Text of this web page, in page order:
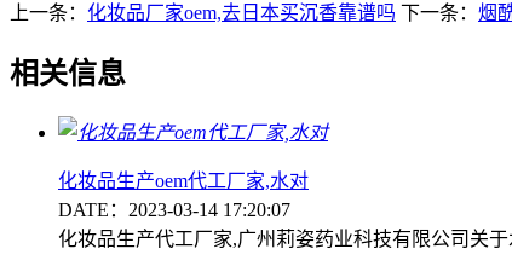
上一条： 化妆品厂家oem,去日本买沉香靠谱吗 下一条： 烟
相关信息
化妆品生产oem代工厂家,水对
DATE：2023-03-14 17:20:07
化妆品生产代工厂家,广州莉姿药业科技有限公司关